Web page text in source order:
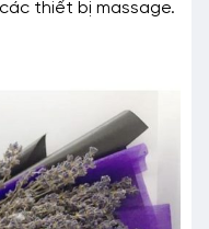
thiết bị massage.